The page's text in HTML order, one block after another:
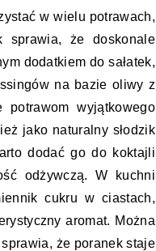
w wielu potrawach,
sprawia, że doskonale
dodatkiem do sałatek,
na bazie oliwy z
wyjątkowego
jako naturalny słodzik
dodać go do koktajli
odżywczą. W kuchni
cukru w ciastach,
aromat. Można
że poranek staje